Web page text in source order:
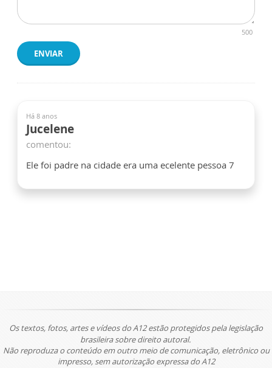
500
ENVIAR
Há 8 anos
Jucelene
comentou:
Ele foi padre na cidade era uma ecelente pessoa 7
Os textos, fotos, artes e vídeos do A12 estão protegidos pela legislação
brasileira sobre direito autoral.
Não reproduza o conteúdo em outro meio de comunicação, eletrônico ou
impresso, sem autorização expressa do A12